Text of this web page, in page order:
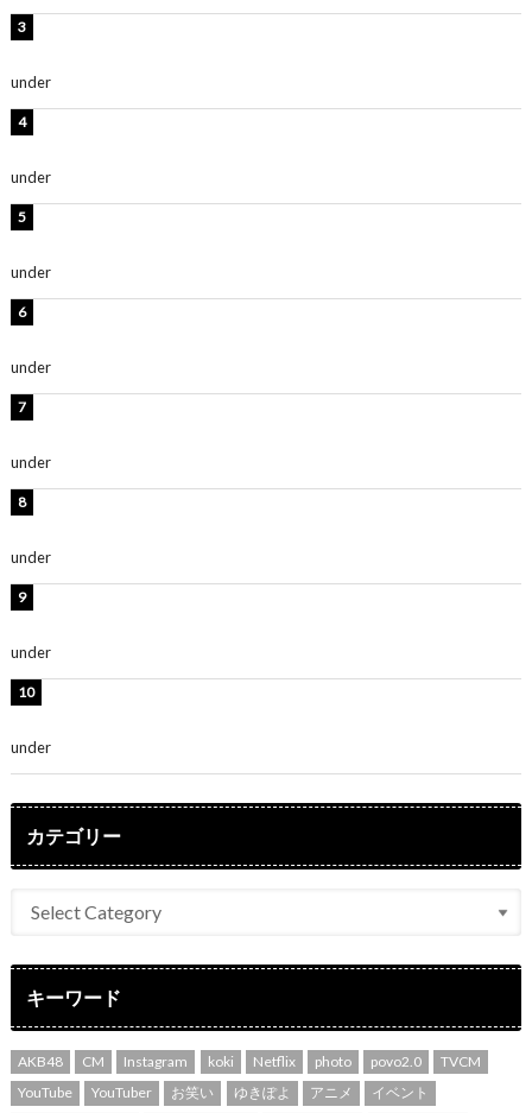
under
under
under
under
under
under
under
under
カテゴリー
キーワード
AKB48 CM Instagram koki Netflix photo povo2.0
TVCM
YouTube
YouTuber お笑い ゆきぽよ アニメ
イベント